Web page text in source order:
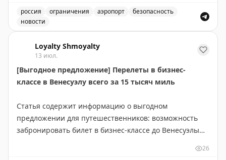
россия ограничения аэропорт
безопасность
новости
Loyalty Shmoyalty
13 июл.
[Выгодное предложение] Перелеты в бизнес-
классе в Венесуэлу всего за 15 тысяч миль
Статья содержит информацию о выгодном
предложении для путешественников: возможность
забронировать билет в бизнес-классе до Венесуэлы
26